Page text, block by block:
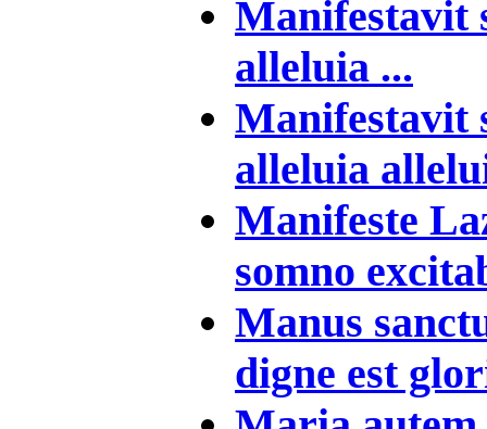
Manifestavit
alleluia ...
Manifestavit
alleluia
Manifeste
somno
Manus
digne est